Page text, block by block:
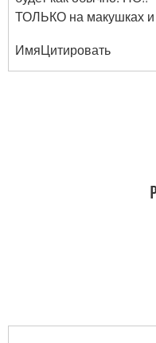
ТОЛЬКО на макушках и
ИмяЦитировать